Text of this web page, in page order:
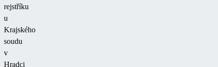
rejstříku
u
Krajského
soudu
v
Hradci